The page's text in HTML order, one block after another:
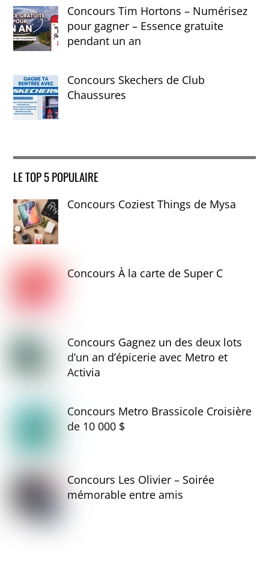
Concours Tim Hortons – Numérisez
pour gagner – Essence gratuite
pendant un an
Concours Skechers de Club
Chaussures
LE TOP 5 POPULAIRE
Concours Coziest Things de Mysa
Concours À la carte de Super C
Concours Gagnez un des deux lots
d’un an d’épicerie avec Metro et
Activia
Concours Metro Brassicole Croisière
de 10 000 $
Concours Les Olivier – Soirée
mémorable entre amis